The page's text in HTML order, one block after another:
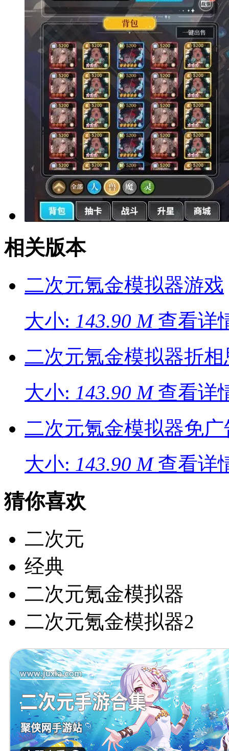
相关版本
二次元氪金模拟器游戏
大小: 143.90 M查看详
二次元氪金模拟器折相
大小: 143.90 M查看详
二次元氪金模拟器免广
大小: 143.90 M查看详
猜你喜欢
二次元
经典
二次元氪金模拟器
二次元氪金模拟器2